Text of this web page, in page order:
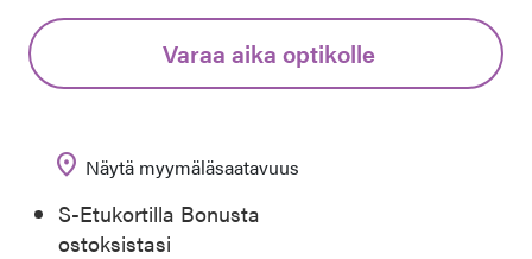
Varaa aika optikolle
location_on Näytä myymäläsaatavuus
S-Etukortilla Bonusta
ostoksistasi